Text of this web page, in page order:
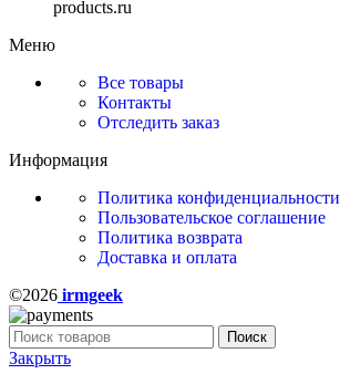
products.ru
Меню
Все товары
Контакты
Отследить заказ
Информация
Политика конфиденциальности
Пользовательское соглашение
Политика возврата
Доставка и оплата
©2026 irmgeek
Поиск
Закрыть